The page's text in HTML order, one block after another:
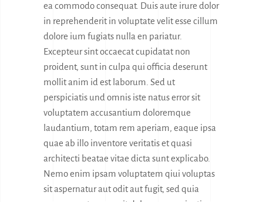
ea commodo consequat. Duis aute irure dolor
in reprehenderit in voluptate velit esse cillum
dolore ium fugiats nulla en pariatur.
Excepteur sint occaecat cupidatat non
proident, sunt in culpa qui officia deserunt
mollit anim id est laborum. Sed ut
perspiciatis und omnis iste natus error sit
voluptatem accusantium doloremque
laudantium, totam rem aperiam, eaque ipsa
quae ab illo inventore veritatis et quasi
architecti beatae vitae dicta sunt explicabo.
Nemo enim ipsam voluptatem qiui voluptas
sit aspernatur aut odit aut fugit, sed quia